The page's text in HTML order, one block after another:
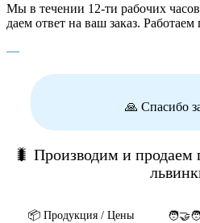
Мы в течении 12-ти рабочих
даем ответ на ваш заказ.
—
🙏 Спасибо
🐛 Производим и
📦️ Продукция / Цены